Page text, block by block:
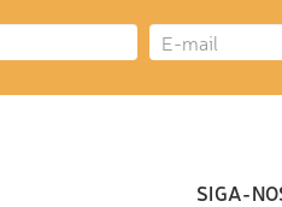
SIGA-